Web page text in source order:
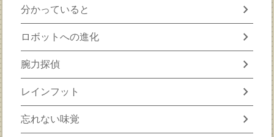
分かっていると chevron_right
ロボットへの進化 chevron_right
腕力探偵 chevron_right
レインフット chevron_right
忘れない味覚 chevron_right